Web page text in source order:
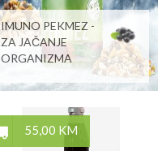
IMUNO PEKMEZ -
ZA JAČANJE
ORGANIZMA
55,00 KM